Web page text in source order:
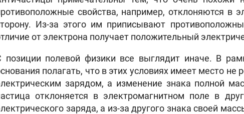
свойства, например, отклоняются в
Из-за этого им приписывают
от электрона получает положительный
позиции полевой физики все выглядит иначе. В
полагать, что в этих условиях имеет место
зарядом, а изменение знака полной
отклоняется в электромагнитном поле в
заряда, а из-за другого знака своей